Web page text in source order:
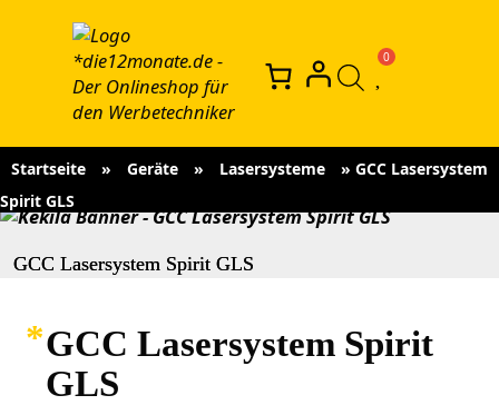
Startseite » Geräte » Lasersysteme » GCC Lasersystem
Spirit GLS
GCC Lasersystem Spirit GLS
GCC Lasersystem Spirit
GLS